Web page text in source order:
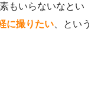
もいらないなとい
に撮りたい 、という